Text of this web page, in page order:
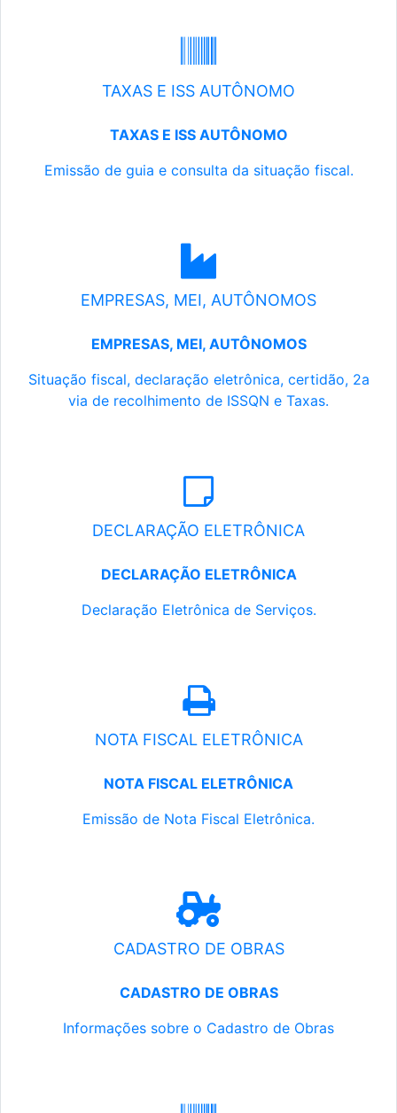
TAXAS E ISS AUTÔNOMO
TAXAS E ISS AUTÔNOMO
Emissão de guia e consulta da situação fiscal.
EMPRESAS, MEI, AUTÔNOMOS
EMPRESAS, MEI, AUTÔNOMOS
Situação fiscal, declaração eletrônica, certidão, 2a
via de recolhimento de ISSQN e Taxas.
DECLARAÇÃO ELETRÔNICA
DECLARAÇÃO ELETRÔNICA
Declaração Eletrônica de Serviços.
NOTA FISCAL ELETRÔNICA
NOTA FISCAL ELETRÔNICA
Emissão de Nota Fiscal Eletrônica.
CADASTRO DE OBRAS
CADASTRO DE OBRAS
Informações sobre o Cadastro de Obras